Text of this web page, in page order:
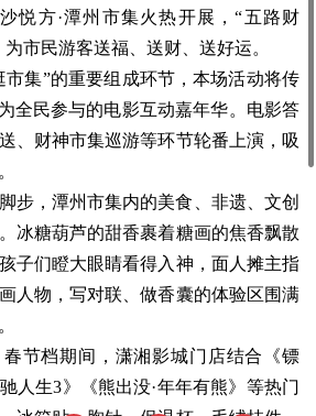
悦方·潭州市集火热开展，“五路财
市民游客送福、送财、送好运。
市集”的重要组成环节，本场活动将传
全民参与的电影互动嘉年华。电影答
、财神市集巡游等环节轮番上演，吸
步，潭州市集内的美食、非遗、文创
冰糖葫芦的甜香裹着糖画的焦香飘散
子们瞪大眼睛看得入神，面人摊主指
人物，写对联、做香囊的体验区围满
节档期间，潇湘影城门店结合《镖
人生3》《熊出没·年年有熊》等热门